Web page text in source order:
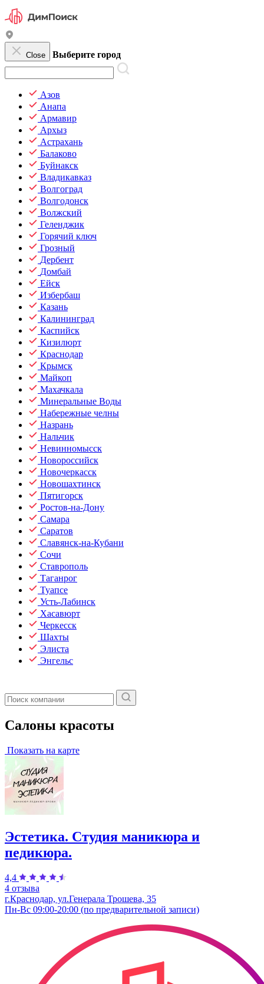
Close Выберите город
Азов
Анапа
Армавир
Архыз
Астрахань
Балаково
Буйнакск
Владикавказ
Волгоград
Волгодонск
Волжский
Геленджик
Горячий ключ
Грозный
Дербент
Домбай
Ейск
Избербаш
Казань
Калининград
Каспийск
Кизилюрт
Краснодар
Крымск
Майкоп
Махачкала
Минеральные Воды
Набережные челны
Назрань
Нальчик
Невинномысск
Новороссийск
Новочеркасск
Новошахтинск
Пятигорск
Ростов-на-Дону
Самара
Саратов
Славянск-на-Кубани
Сочи
Ставрополь
Таганрог
Туапсе
Усть-Лабинск
Хасавюрт
Черкесск
Шахты
Элиста
Энгельс
Салоны красоты
Показать на карте
Эстетика. Студия маникюра и
педикюра.
4,4
4 отзыва
г.Краснодар, ул.Генерала Трошева, 35
Пн-Вс 09:00-20:00 (по предварительной записи)